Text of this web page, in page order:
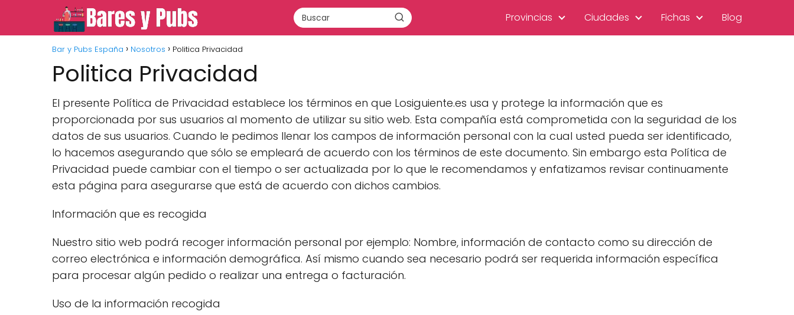
Provincias Ciudades Fichas Blog
Bar y Pubs España Nosotros Politica Privacidad
Politica Privacidad
El presente Política de Privacidad establece los términos en que Losiguiente.es usa y protege la información que es
proporcionada por sus usuarios al momento de utilizar su sitio web. Esta compañía está comprometida con la seguridad de los
datos de sus usuarios. Cuando le pedimos llenar los campos de información personal con la cual usted pueda ser identificado,
lo hacemos asegurando que sólo se empleará de acuerdo con los términos de este documento. Sin embargo esta Política de
Privacidad puede cambiar con el tiempo o ser actualizada por lo que le recomendamos y enfatizamos revisar continuamente
esta página para asegurarse que está de acuerdo con dichos cambios.
Información que es recogida
Nuestro sitio web podrá recoger información personal por ejemplo: Nombre, información de contacto como su dirección de
correo electrónica e información demográfica. Así mismo cuando sea necesario podrá ser requerida información específica
para procesar algún pedido o realizar una entrega o facturación.
Uso de la información recogida